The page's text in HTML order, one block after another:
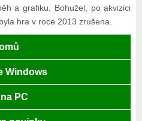
a grafiku. Bohužel, po akvizici
hra v roce 2013 zrušena.
Windows
PC